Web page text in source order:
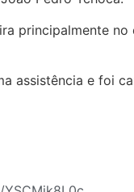
principalmente
assistência e foi